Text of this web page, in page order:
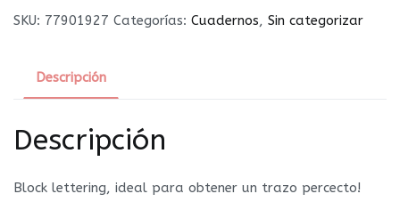
SKU: 77901927 Categorías: Cuadernos, Sin categorizar
Descripción
Descripción
Block lettering, ideal para obtener un trazo percecto!